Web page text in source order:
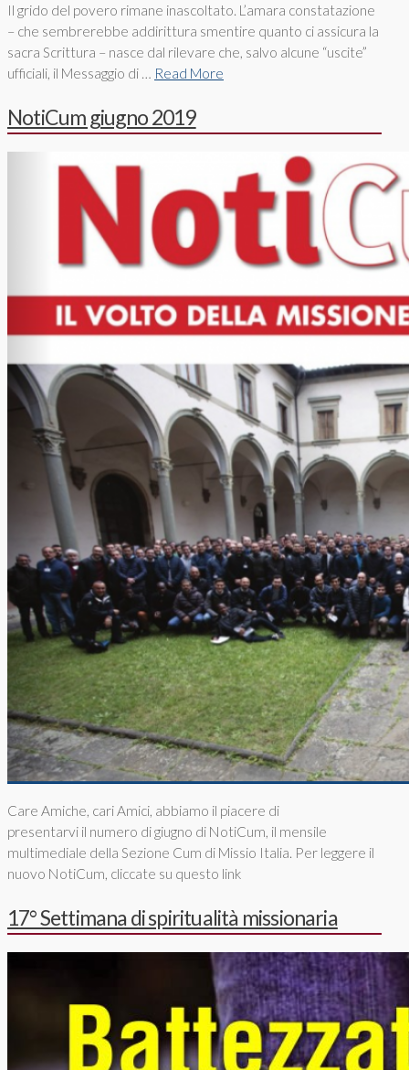
Il grido del povero rimane inascoltato. L’amara constatazione
– che sembrerebbe addirittura smentire quanto ci assicura la
sacra Scrittura – nasce dal rilevare che, salvo alcune “uscite”
ufficiali, il Messaggio di … Read More
NotiCum giugno 2019
Care Amiche, cari Amici, abbiamo il piacere di
presentarvi il numero di giugno di NotiCum, il mensile
multimediale della Sezione Cum di Missio Italia. Per leggere il
nuovo NotiCum, cliccate su questo link
17° Settimana di spiritualità missionaria